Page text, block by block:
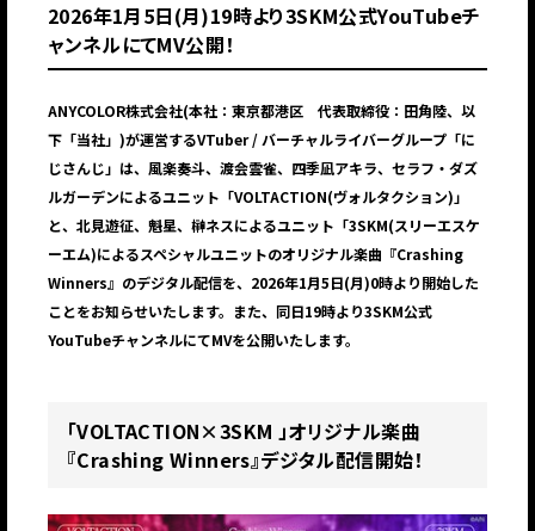
2026年1月5日(月)19時より3SKM公式YouTubeチ
ャンネルにてMV公開！
ANYCOLOR株式会社(本社：東京都港区 代表取締役：田角陸、以
下「当社」)が運営するVTuber / バーチャルライバーグループ「に
じさんじ」は、風楽奏斗、渡会雲雀、四季凪アキラ、セラフ・ダズ
ルガーデンによるユニット「VOLTACTION(ヴォルタクション)」
と、北見遊征、魁星、榊ネスによるユニット「3SKM(スリーエスケ
ーエム)によるスペシャルユニットのオリジナル楽曲『Crashing
Winners』のデジタル配信を、2026年1月5日(月)0時より開始した
ことをお知らせいたします。また、同日19時より3SKM公式
YouTubeチャンネルにてMVを公開いたします。
「VOLTACTION×3SKM 」オリジナル楽曲
『Crashing Winners』デジタル配信開始！